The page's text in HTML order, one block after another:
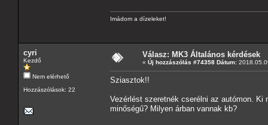
Imádom a dízeleket!
cyri
Kezdő
Nem elérhető
Hozzászólások: 22
Válasz: MK3 Általános kérdések
« Új hozzászólás #74358 Dátum:
Sziasztok!!
Vezérlést szeretnék cserélni az autómon.
minőségű? Milyen árban vannak kb?